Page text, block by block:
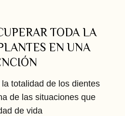
TODA LA
EN UNA
totalidad de los dientes
de las situaciones que
de vida